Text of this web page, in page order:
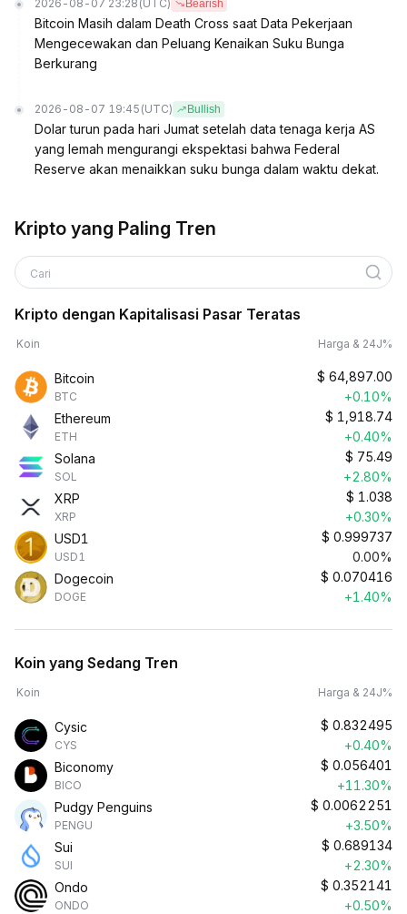
2026-08-07 23:28 (UTC) Bearish
Bitcoin Masih dalam Death Cross saat Data Pekerjaan
Mengecewakan dan Peluang Kenaikan Suku Bunga
Berkurang
2026-08-07 19:45 (UTC) Bullish
Dolar turun pada hari Jumat setelah data tenaga kerja AS
yang lemah mengurangi ekspektasi bahwa Federal
Reserve akan menaikkan suku bunga dalam waktu dekat.
Kripto yang Paling Tren
Cari
Kripto dengan Kapitalisasi Pasar Teratas
Koin Harga & 24J%
Bitcoin
BTC
$ 64,897.00
+0.10%
Ethereum
ETH
$ 1,918.74
+0.40%
Solana
SOL
$ 75.49
+2.80%
XRP
XRP
$ 1.038
+0.30%
USD1
USD1
$ 0.999737
0.00%
Dogecoin
DOGE
$ 0.070416
+1.40%
Koin yang Sedang Tren
Koin Harga & 24J%
Cysic
CYS
$ 0.832495
+0.40%
Biconomy
BICO
$ 0.056401
+11.30%
Pudgy Penguins
PENGU
$ 0.0062251
+3.50%
Sui
SUI
$ 0.689134
+2.30%
Ondo
ONDO
$ 0.352141
+0.50%